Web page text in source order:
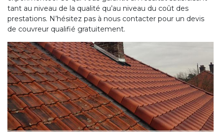
tant au niveau de la qualité qu’au niveau du coût des
prestations. N’hésitez pas à nous contacter pour un devis
de couvreur qualifié gratuitement.